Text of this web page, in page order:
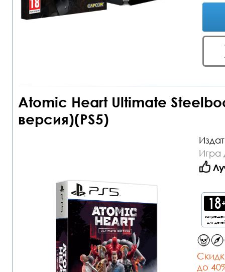
Atomic Heart Ultimate
версия)(PS5)
Игра
для
до